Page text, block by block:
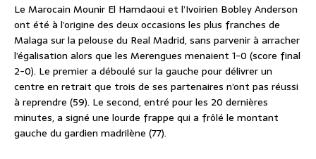
Le Marocain Mounir El Hamdaoui et l’Ivoirien Bobley Anderson
ont été à l’origine des deux occasions les plus franches de
Malaga sur la pelouse du Real Madrid, sans parvenir à arracher
l’égalisation alors que les Merengues menaient 1-0 (score final
2-0). Le premier a déboulé sur la gauche pour délivrer un
centre en retrait que trois de ses partenaires n’ont pas réussi
à reprendre (59). Le second, entré pour les 20 dernières
minutes, a signé une lourde frappe qui a frôlé le montant
gauche du gardien madrilène (77).